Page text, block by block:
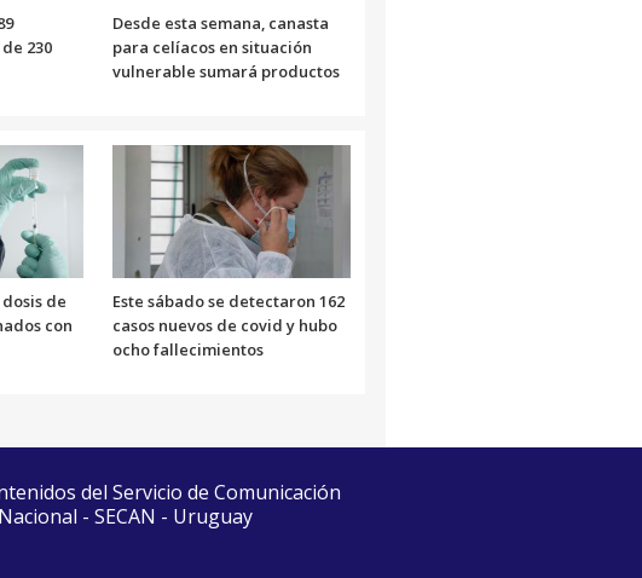
230
Desde esta semana, canasta
para celíacos en situación
vulnerable sumará productos
de
con
Este sábado se detectaron 162
casos nuevos de covid y hubo
ocho fallecimientos
del Servicio de Comunicación
- SECAN - Uruguay